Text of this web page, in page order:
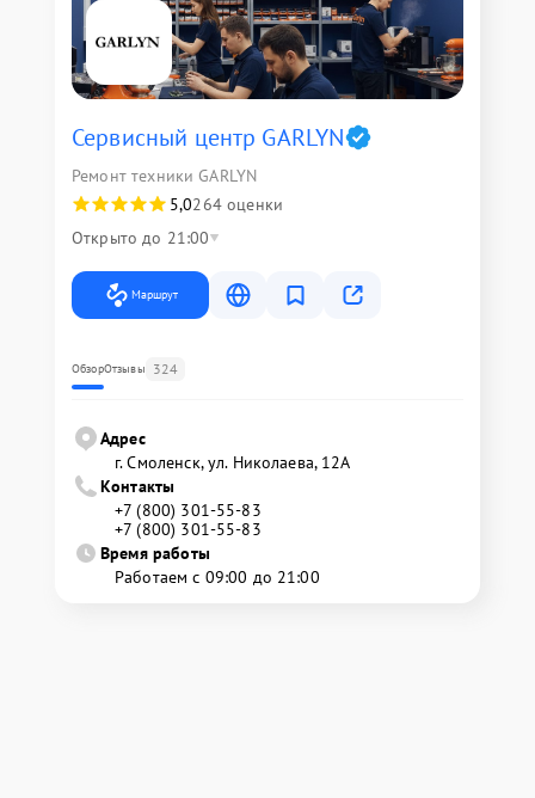
Сервисный центр GARLYN
Ремонт техники GARLYN
5,0264 оценки
Открыто до 21:00
Маршрут
ОбзорОтзывы 324
Адрес
г. Смоленск, ул. Николаева, 12А
Контакты
+7 (800) 301-55-83
+7 (800) 301-55-83
Время работы
Работаем с 09:00 до 21:00